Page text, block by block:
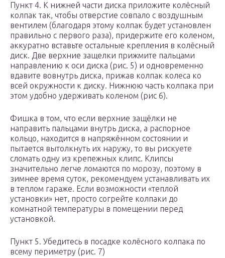
Пункт 4. К нижней части диска приложите колёсный
колпак так, чтобы отверстие совпало с воздушным
вентилем (благодаря этому колпак будет установлен
правильно с первого раза), придержите его коленом,
аккуратно вставьте остальные крепления в колёсный
диск. Две верхние защелки прижмите пальцами
направлению к оси диска (рис. 5) и одновременно
вдавите вовнутрь диска, прижав колпак колеса ко
всей окружности к диску. Нижнюю часть колпака при
этом удобно удерживать коленом (рис 6).
Фишка в том, что если верхние защёлки не
направить пальцами внутрь диска, а распорное
кольцо, находится в напряжённом состоянии и
пытается вытолкнуть их наружу, то вы рискуете
сломать одну из крепежных клипс. Клипсы
значительно легче ломаются по морозу, поэтому в
зимнее время суток, рекомендуем устанавливать их
в теплом гараже. Если возможности «теплой
установки» нет, просто согрейте колпаки до
комнатной температуры в помещении перед
установкой.
Пункт 5. Убедитесь в посадке колёсного колпака по
всему периметру (рис. 7)